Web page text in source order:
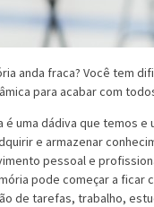
anda fraca? Você tem
para acabar com
é uma dádiva que temos
e armazenar
pessoal e
pode começar a ficar
de tarefas, trabalho,